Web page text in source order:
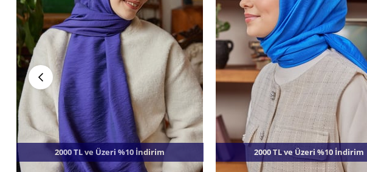
2000 TL ve Üzeri %10 İndirim 2000 TL ve Üzeri %10 İndirim